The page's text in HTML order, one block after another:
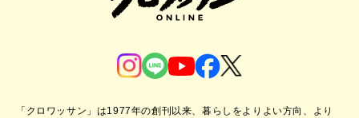
「クロワッサン」は1977年の創刊以来、暮らしをよりよい方向、より